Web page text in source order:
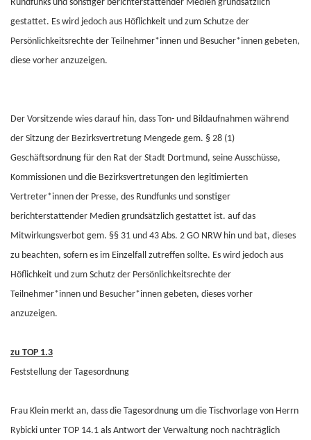
Rundfunks und sonstiger berichterstattender Medien grundsätzlich
gestattet. Es wird jedoch aus Höflichkeit und zum Schutze der
Persönlichkeitsrechte der Teilnehmer*innen und Besucher*innen gebeten,
diese vorher anzuzeigen.
Der Vorsitzende wies darauf hin, dass Ton- und Bildaufnahmen während
der Sitzung der Bezirksvertretung Mengede gem. § 28 (1)
Geschäftsordnung für den Rat der Stadt Dortmund, seine Ausschüsse,
Kommissionen und die Bezirksvertretungen den legitimierten
Vertreter*innen der Presse, des Rundfunks und sonstiger
berichterstattender Medien grundsätzlich gestattet ist. auf das
Mitwirkungsverbot gem. §§ 31 und 43 Abs. 2 GO NRW hin und bat, dieses
zu beachten, sofern es im Einzelfall zutreffen sollte. Es wird jedoch aus
Höflichkeit und zum Schutz der Persönlichkeitsrechte der
Teilnehmer*innen und Besucher*innen gebeten, dieses vorher
anzuzeigen.
zu TOP 1.3
Feststellung der Tagesordnung
Frau Klein merkt an, dass die Tagesordnung um die Tischvorlage von Herrn
Rybicki unter TOP 14.1 als Antwort der Verwaltung noch nachträglich